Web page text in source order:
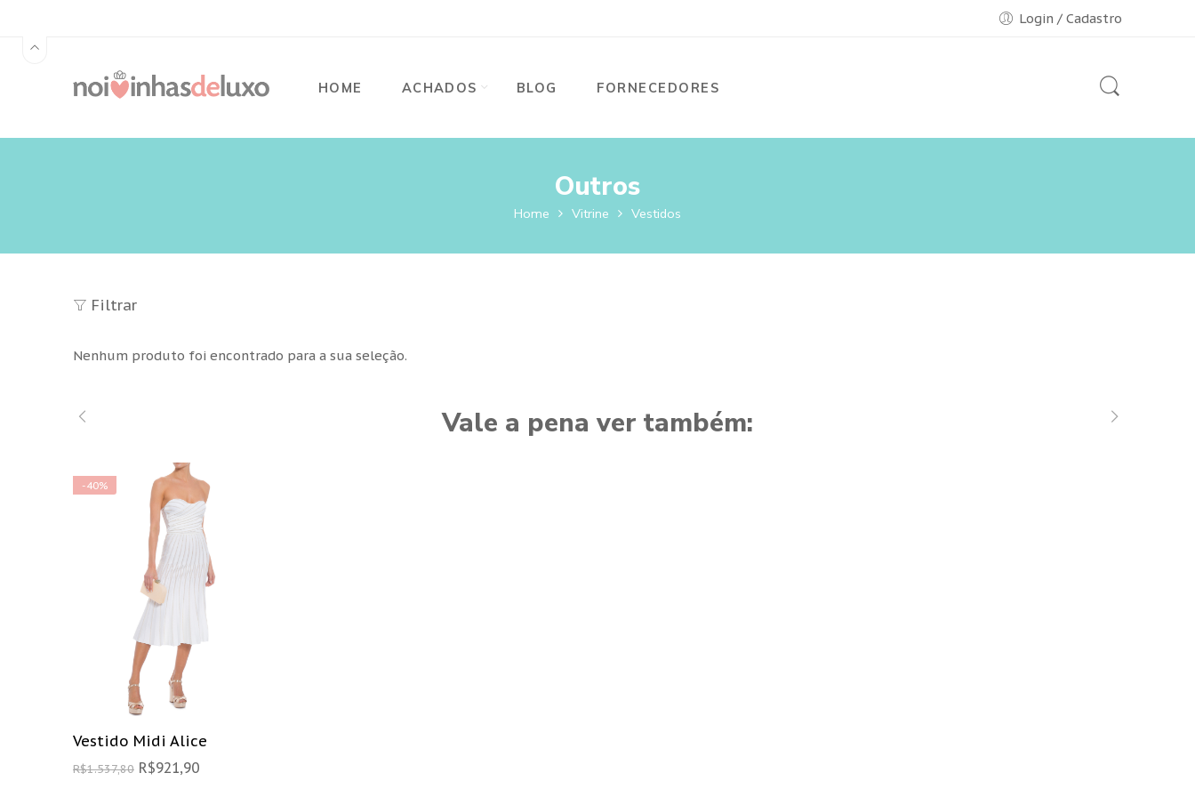
Login / Cadastro
HOME ACHADOS BLOG FORNECEDORES
Outros
Home Vitrine Vestidos
Filtrar
Nenhum produto foi encontrado para a sua seleção.
Vale a pena ver também:
-40%
Vestido Midi Alice
R$1.537,80 R$921,90